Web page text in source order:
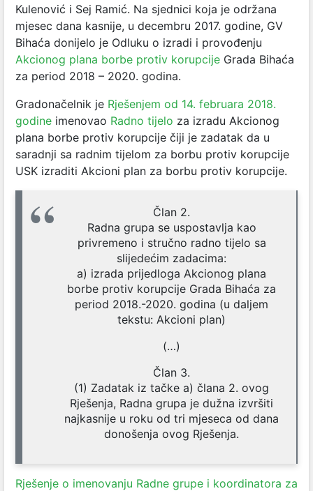
Kulenović i Sej Ramić. Na sjednici koja je održana
mjesec dana kasnije, u decembru 2017. godine, GV
Bihaća donijelo je Odluku o izradi i provođenju
Akcionog plana borbe protiv korupcije Grada Bihaća
za period 2018 – 2020. godina.
Gradonačelnik je Rješenjem od 14. februara 2018.
godine imenovao Radno tijelo za izradu Akcionog
plana borbe protiv korupcije čiji je zadatak da u
saradnji sa radnim tijelom za borbu protiv korupcije
USK izraditi Akcioni plan za borbu protiv korupcije.
Član 2.
Radna grupa se uspostavlja kao
privremeno i stručno radno tijelo sa
slijedećim zadacima:
a) izrada prijedloga Akcionog plana
borbe protiv korupcije Grada Bihaća za
period 2018.-2020. godina (u daljem
tekstu: Akcioni plan)
(…)
Član 3.
(1) Zadatak iz tačke a) člana 2. ovog
Rješenja, Radna grupa je dužna izvršiti
najkasnije u roku od tri mjeseca od dana
donošenja ovog Rješenja.
Rješenje o imenovanju Radne grupe i koordinatora za